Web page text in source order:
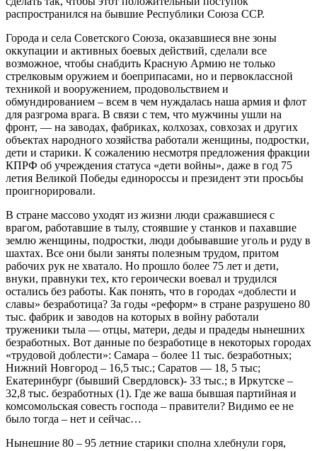
распространился на бывшие Республики Союза ССР.
Города и села Советского Союза, оказавшиеся вне зоны
оккупации и активных боевых действий, сделали все
возможное, чтобы снабдить Красную Армию не только
стрелковым оружием и боеприпасами, но и первоклассной
техникой и вооружением, продовольствием и
обмундированием – всем в чем нуждалась наша армия и флот
для разгрома врага. В связи с тем, что мужчины ушли на
фронт, — на заводах, фабриках, колхозах, совхозах и других
объектах народного хозяйства работали женщины, подростки,
дети и старики. К сожалению несмотря предложения фракции
КПРФ об учреждения статуса «дети войны», даже в год 75
летия Великой Победы единороссы и президент эти просьбы
проигнорировали.
В стране массово уходят из жизни люди сражавшиеся с
врагом, работавшие в тылу, стоявшие у станков и пахавшие
землю женщины, подростки, люди добывавшие уголь и руду в
шахтах. Все они были заняты полезным трудом, притом
рабочих рук не хватало. Но прошло более 75 лет и дети,
внуки, правнуки тех, кто героически воевал и трудился
остались без работы. Как понять, что в городах «доблести и
славы» безработица? За годы «реформ» в стране разрушено 80
тыс. фабрик и заводов на которых в войну работали
труженики тыла — отцы, матери, деды и прадеды нынешних
безработных. Вот данные по безработице в некоторых городах
«трудовой доблести»: Самара – более 11 тыс. безработных;
Нижний Новгород – 16,5 тыс.; Саратов — 18, 5 тыс;
Екатеринбург (бывший Свердловск)- 33 тыс.; в Иркутске –
32,8 тыс. безработных (1). Где же ваша бывшая партийная и
комсомольская совесть господа – правители? Видимо ее не
было тогда – нет и сейчас…
Нынешние 80 – 95 летние старики сполна хлебнули горя,